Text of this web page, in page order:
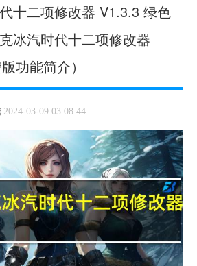
十二项修改器 V1.3.3 绿色
冰汽时代十二项修改器
功能简介）
2024-03-09 03:08:44